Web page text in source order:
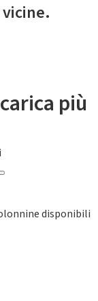
più
disponibili